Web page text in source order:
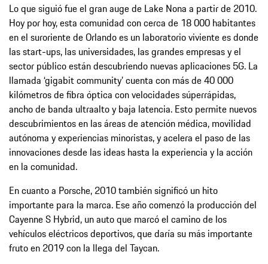
Lo que siguió fue el gran auge de Lake Nona a partir de 2010.
Hoy por hoy, esta comunidad con cerca de 18 000 habitantes
en el suroriente de Orlando es un laboratorio viviente es donde
las start-ups, las universidades, las grandes empresas y el
sector público están descubriendo nuevas aplicaciones 5G. La
llamada ‘gigabit community’ cuenta con más de 40 000
kilómetros de fibra óptica con velocidades súperrápidas,
ancho de banda ultraalto y baja latencia. Esto permite nuevos
descubrimientos en las áreas de atención médica, movilidad
autónoma y experiencias minoristas, y acelera el paso de las
innovaciones desde las ideas hasta la experiencia y la acción
en la comunidad.
En cuanto a Porsche, 2010 también significó un hito
importante para la marca. Ese año comenzó la producción del
Cayenne S Hybrid, un auto que marcó el camino de los
vehículos eléctricos deportivos, que daría su más importante
fruto en 2019 con la llega del Taycan.